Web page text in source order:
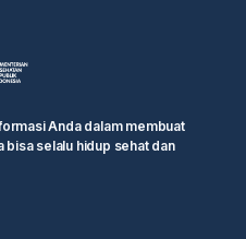
Anda dalam membuat
bisa selalu hidup sehat dan